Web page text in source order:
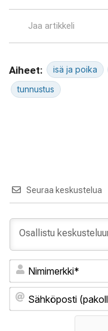
Jaa artikkeli
Aiheet: isä ja poika
tunnustus
Seuraa keskustelua